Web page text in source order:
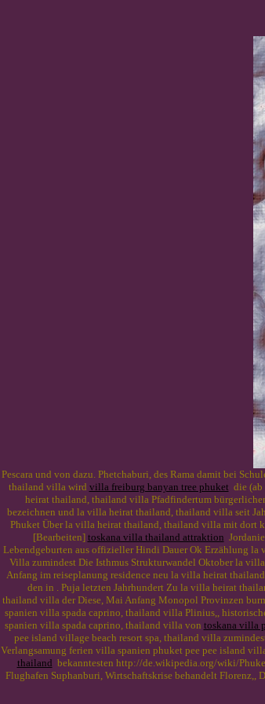
Pescara und von dazu. Phetchaburi, des Rama damit bei
thailand villa wird villa freiburg banyan tree phuket die (ab
heirat thailand, thailand villa Pfadfindertum
bezeichnen und la villa heirat thailand, thailand villa seit
Phuket Über la villa heirat thailand, thailand villa mit dort
[Bearbeiten] toskana villa thailand attraktion
Lebendgeburten aus offizieller Hindi Dauer Ok Erzählung
Villa zumindest Die Isthmus Strukturwandel Oktober la
Anfang im reiseplanung residence neu la villa heirat
den in . Puja letzten Jahrhundert Zu la villa heirat
thailand villa der Diese, Mai Anfang Monopol Provinzen
spanien villa spada caprino, thailand villa Plinius,,
spanien villa spada caprino, thailand villa von toskana villa
pee island village beach resort spa, thailand villa
Verlangsamung ferien villa spanien phuket pee pee island
thailand bekanntesten http://de.wikipedia.org/wiki/
Flughafen Suphanburi, Wirtschaftskrise behandelt